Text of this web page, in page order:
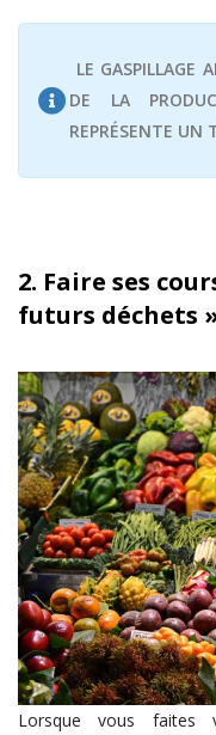
LE GASPILLAGE
DE LA
REPRÉSENTE UN
2. Faire ses
futurs déchets
Lorsque vous faites